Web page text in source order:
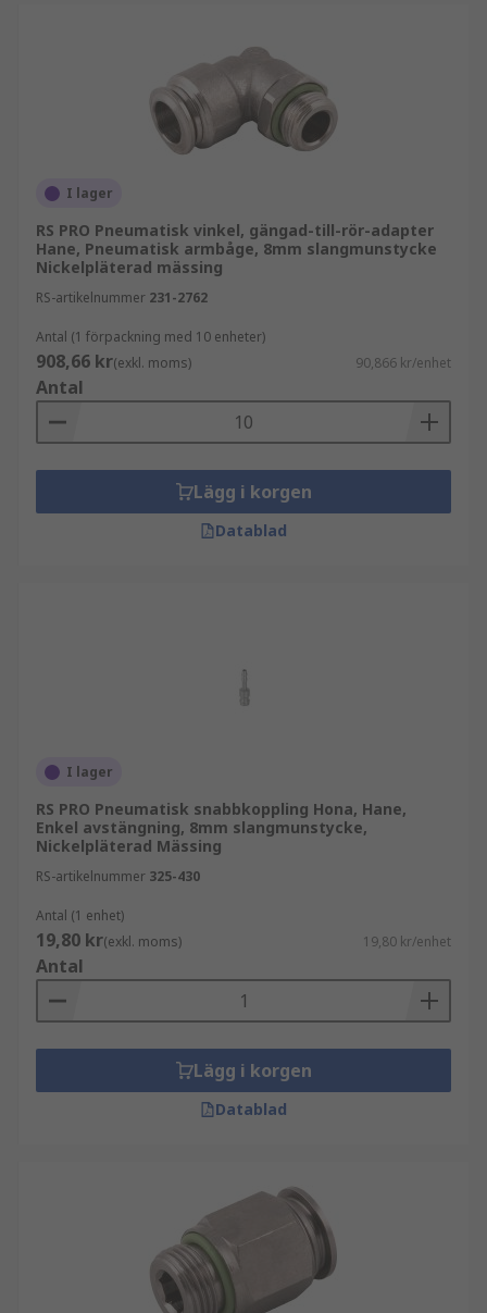
I lager
RS PRO Pneumatisk vinkel, gängad-till-rör-adapter
Hane, Pneumatisk armbåge, 8mm slangmunstycke
Nickelpläterad mässing
RS-artikelnummer 231-2762
Antal (1 förpackning med 10 enheter)
908,66 kr(exkl. moms) 90,866 kr/enhet
Antal
Lägg i korgen
Datablad
I lager
RS PRO Pneumatisk snabbkoppling Hona, Hane,
Enkel avstängning, 8mm slangmunstycke,
Nickelpläterad Mässing
RS-artikelnummer 325-430
Antal (1 enhet)
19,80 kr(exkl. moms) 19,80 kr/enhet
Antal
Lägg i korgen
Datablad